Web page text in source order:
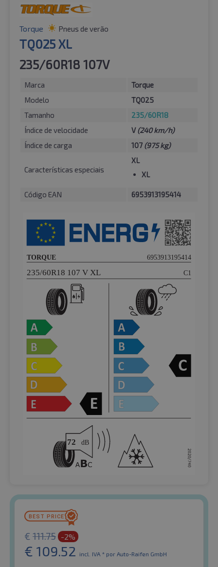
Torque Pneus de verão
TQ025 XL
235/60R18 107V
Marca
Torque
Modelo
TQ025
Tamanho
235/60R18
Índice de velocidade
V(240 km/h)
Índice de carga
107 (975 kg)
Características especiais
XL
XL
Código EAN 6953913195414
€ 111.75 -2%
€ 109.52 incl. IVA * por Auto-Raifen GmbH